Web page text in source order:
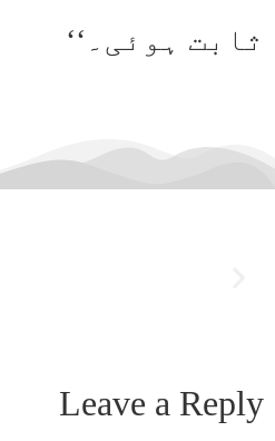
ثابت ہوئی۔‘‘
Leave a Reply